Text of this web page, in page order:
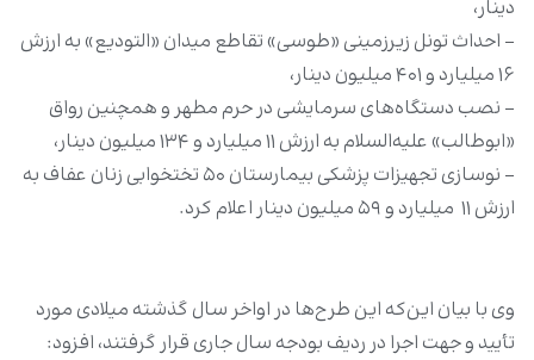
دینار،
- احداث تونل زیرزمینی «طوسی» تقاطع میدان «التودیع» به ارزش
۱۶ میلیارد و ۴۰۱ میلیون دینار،
- نصب دستگاه‌های سرمایشی در حرم مطهر و همچنین رواق
«ابوطالب» علیه‌السلام به ارزش ۱۱ میلیارد و ۱۳۴ میلیون دینار،
- نوسازی تجهیزات پزشکی بیمارستان ۵۰ تختخوابی زنان عفاف به
ارزش ۱۱ ‌ میلیارد و ۵۹ میلیون دینار اعلام کرد.
وی با بیان این‌که این طرح‌ها در اواخر سال گذشته میلادی مورد
تأیید و جهت اجرا در ردیف بودجه سال جاری قرار گرفتند، افزود: